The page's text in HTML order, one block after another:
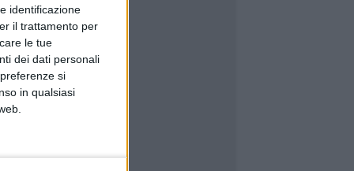
identificazione
il trattamento per
le tue
dei dati personali
si
in qualsiasi